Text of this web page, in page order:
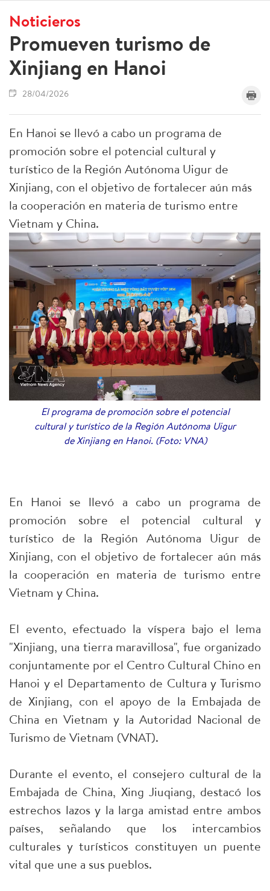
Noticieros
Promueven turismo de
Xinjiang en Hanoi
28/04/2026
En Hanoi se llevó a cabo un programa de
promoción sobre el potencial cultural y
turístico de la Región Autónoma Uigur de
Xinjiang, con el objetivo de fortalecer aún más
la cooperación en materia de turismo entre
Vietnam y China.
El programa de promoción sobre el potencial
cultural y turístico de la Región Autónoma Uigur
de Xinjiang en Hanoi. (Foto: VNA)
En Hanoi se llevó a cabo un programa de
promoción sobre el potencial cultural y
turístico de la Región Autónoma Uigur de
Xinjiang, con el objetivo de fortalecer aún más
la cooperación en materia de turismo entre
Vietnam y China.
El evento, efectuado la víspera bajo el lema
"Xinjiang, una tierra maravillosa", fue organizado
conjuntamente por el Centro Cultural Chino en
Hanoi y el Departamento de Cultura y Turismo
de Xinjiang, con el apoyo de la Embajada de
China en Vietnam y la Autoridad Nacional de
Turismo de Vietnam (VNAT).
Durante el evento, el consejero cultural de la
Embajada de China, Xing Jiuqiang, destacó los
estrechos lazos y la larga amistad entre ambos
países, señalando que los intercambios
culturales y turísticos constituyen un puente
vital que une a sus pueblos.